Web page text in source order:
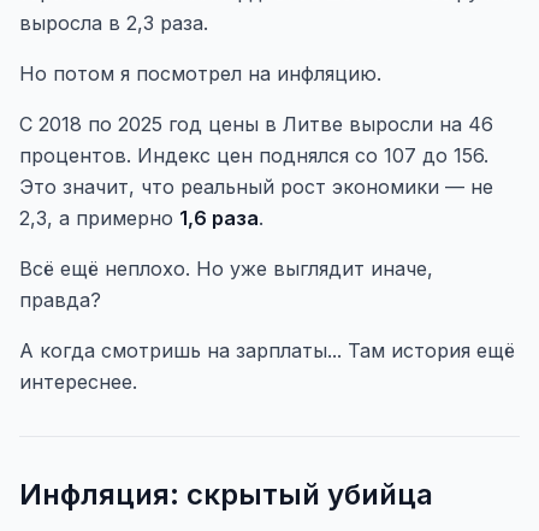
выросла в 2,3 раза.
Но потом я посмотрел на инфляцию.
С 2018 по 2025 год цены в Литве выросли на 46
процентов. Индекс цен поднялся со 107 до 156.
Это значит, что реальный рост экономики — не
2,3, а примерно 1,6 раза.
Всё ещё неплохо. Но уже выглядит иначе,
правда?
А когда смотришь на зарплаты... Там история ещё
интереснее.
Инфляция: скрытый убийца